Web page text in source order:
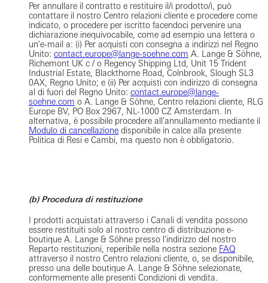
Per annullare il contratto e restituire il/i prodotto/i, può
contattare il nostro Centro relazioni cliente e procedere come
indicato, o procedere per iscritto facendoci pervenire una
dichiarazione inequivocabile, come ad esempio una lettera o
un'e-mail a: (i) Per acquisti con consegna a indirizzi nel Regno
Unito: contact.europe@lange-soehne.com A. Lange & Söhne,
Richemont UK c / o Regency Shipping Ltd, Unit 15 Trident
Industrial Estate, Blackthorne Road, Colnbrook, Slough SL3
0AX, Regno Unito; e (ii) Per acquisti con indirizzo di consegna
al di fuori del Regno Unito: contact.europe@lange-
soehne.com o A. Lange & Söhne, Centro relazioni cliente, RLG
Europe BV, PO Box 2967, NL-1000 CZ Amsterdam. In
alternativa, è possibile procedere all'annullamento mediante il
Modulo di cancellazione disponibile in calce alla presente
Politica di Resi e Cambi, ma questo non è obbligatorio.
(b) Procedura di restituzione
I prodotti acquistati attraverso i Canali di vendita possono
essere restituiti solo al nostro centro di distribuzione e-
boutique A. Lange & Söhne presso l'indirizzo del nostro
Reparto restituzioni, reperibile nella nostra sezione FAQ
attraverso il nostro Centro relazioni cliente, o, se disponibile,
presso una delle boutique A. Lange & Söhne selezionate,
conformemente alle presenti Condizioni di vendita.